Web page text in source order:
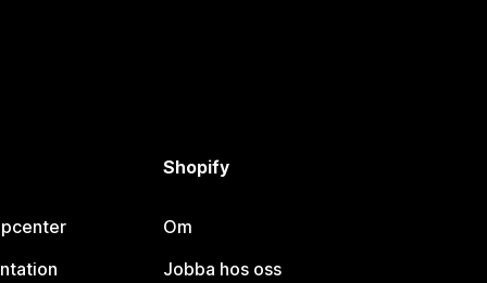
Shopify
Om
Jobba hos oss